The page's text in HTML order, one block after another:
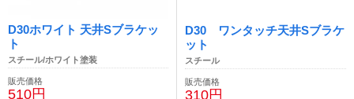
D30ホワイト 天井Sブラケッ
ト
スチール/ホワイト塗装
販売価格
510円
D30 ワンタッチ天井Sブラケ
ット
スチール
販売価格
310円